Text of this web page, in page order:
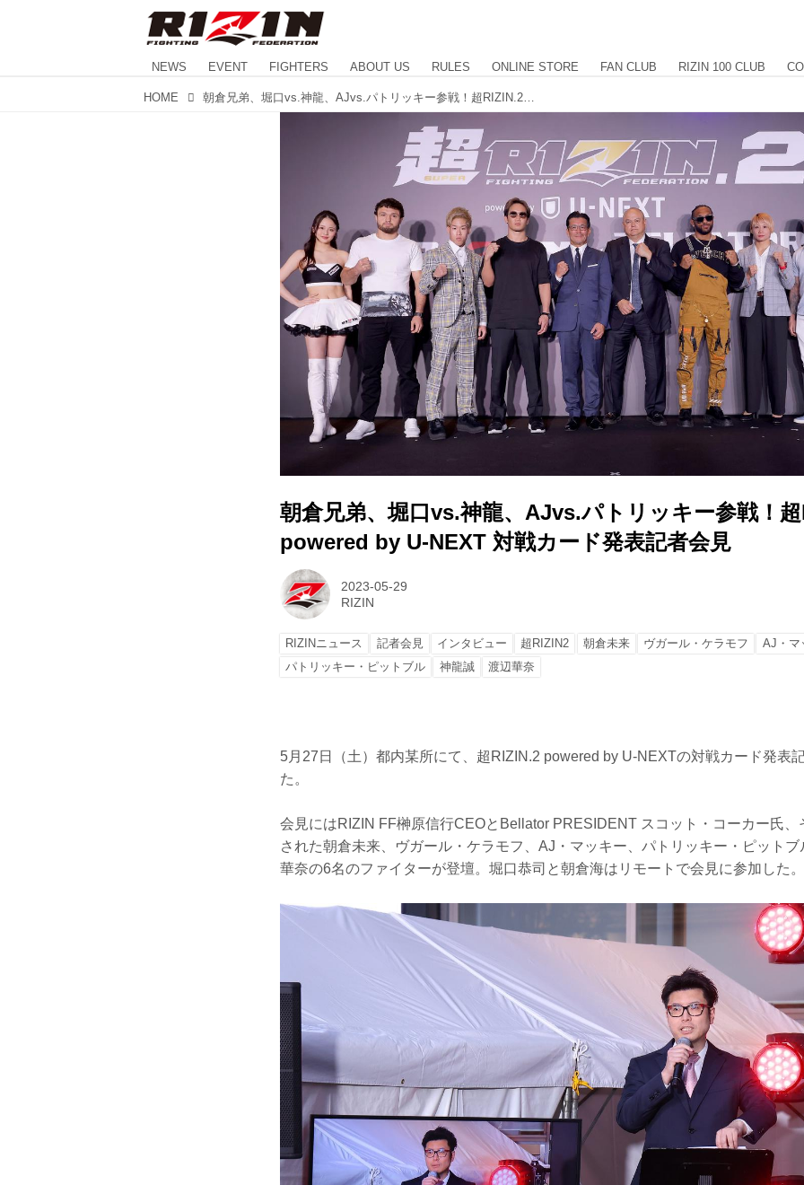
NEWS EVENT FIGHTERS ABOUT US RULES ONLINE STORE FAN CLUB RIZIN 100 CLUB
HOME
朝倉兄弟、堀口vs.神龍、AJvs.パトリッキー参戦！
powered by U-NEXT 対戦カード発表記者会見
2023-05-29
RIZIN
RIZINニュース 記者会見 インタビュー 超RIZIN2 朝倉未来 ヴガール・ケラモフ
AJ・マ
パトリッキー・ピットブル
神龍誠 渡辺華奈
5月27日（土）都内某所にて、超RIZIN.2 powered by U-NEXTの対戦カード発表
た。
会見にはRIZIN FF榊原信行CEOとBellator PRESIDENT スコット・コーカー氏、
された朝倉未来、ヴガール・ケラモフ、AJ・マッキー、パトリッキー・ピット
華奈の6名のファイターが登壇。堀口恭司と朝倉海はリモートで会見に参加した。